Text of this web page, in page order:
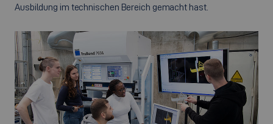
Ausbildung im technischen Bereich gemacht hast.